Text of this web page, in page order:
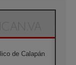
de Calapán